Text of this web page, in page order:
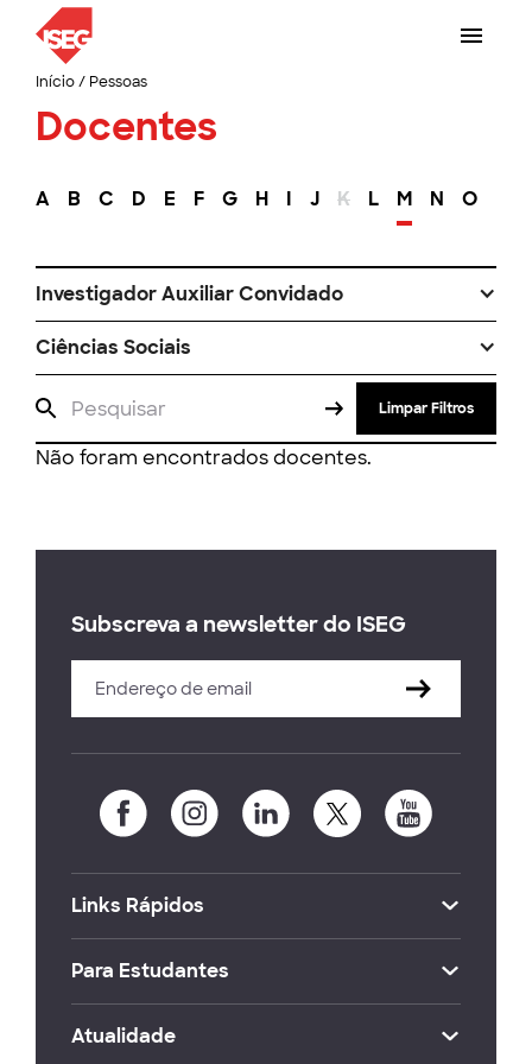
Início/ Pessoas
Docentes
A B C D E F G H I J K L M N O
Investigador Auxiliar Convidado
Ciências Sociais
Limpar Filtros
Não foram encontrados docentes.
Subscreva a newsletter do ISEG
Links Rápidos
Para Estudantes
Atualidade